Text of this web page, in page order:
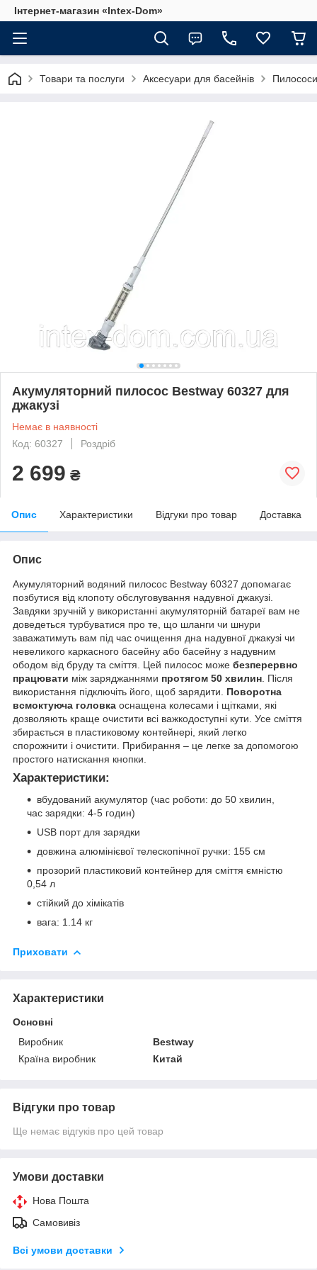
Інтернет-магазин «Intex-Dom»
Товари та послуги Аксесуари для басейнів
Акумуляторний пилосос Bestway 60327 для
джакузі
Немає в наявності
Код: 60327
Роздріб
2 699 ₴
Опис Характеристики Відгуки про товар Доставка
Опис
Акумуляторний водяний пилосос Bestway 60327 допомагає
позбутися від клопоту обслуговування надувної джакузі.
Завдяки зручній у використанні акумуляторній батареї вам не
доведеться турбуватися про те, що шланги чи шнури
заважатимуть вам під час очищення дна надувної джакузі чи
невеликого каркасного басейну або басейну з надувним
ободом від бруду та сміття. Цей пилосос може безперервно
працювати між заряджаннями протягом 50 хвилин . Після
використання підключіть його, щоб зарядити. Поворотна
всмоктуюча головка оснащена колесами і щітками, які
дозволяють краще очистити всі важкодоступні кути. Усе сміття
збирається в пластиковому контейнері, який легко
спорожнити і очистити. Прибирання – це легке за допомогою
простого натискання кнопки.
Характеристики:
вбудований акумулятор (час роботи: до 50 хвилин,
час зарядки: 4-5 годин)
USB порт для зарядки
довжина алюмінієвої телескопічної ручки: 155 см
прозорий пластиковий контейнер для сміття ємністю
0,54 л
стійкий до хімікатів
вага: 1.14 кг
Приховати
Характеристики
Основні
Виробник
Bestway
Країна виробник
Китай
Відгуки про товар
Ще немає відгуків про цей товар
Умови доставки
Нова Пошта
Самовивіз
Всі умови доставки